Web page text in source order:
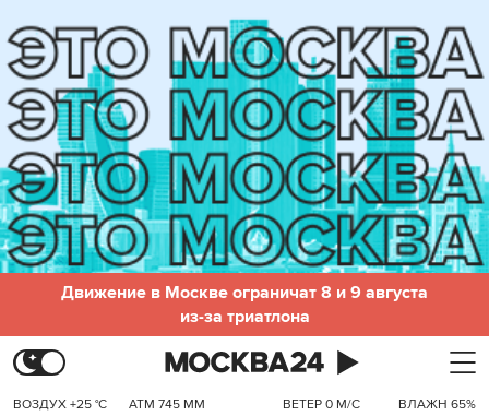
Движение в Москве ограничат 8 и 9 августа
из-за триатлона
ВОЗДУХ +25 °C АТМ 745 ММ ВЕТЕР 0 М/С ВЛАЖН 65%